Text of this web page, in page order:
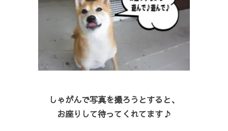
しゃがんで写真を撮ろうとすると、
お座りして待ってくれてます♪